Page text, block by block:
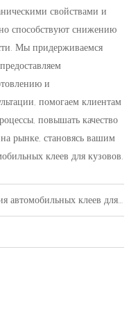
свойствами и
способствуют снижению
Мы придерживаемся
и
помогаем клиентам
повышать качество
рынке, становясь вашим
клеев для кузовов.
автомобильных клеев для